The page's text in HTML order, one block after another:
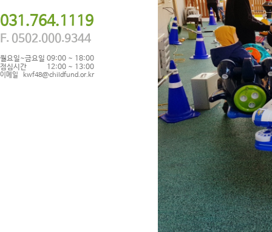
031.764.1119
F. 0502.000.9344
월요일~금요일
점심시간
09:00 ~ 18:00
12:00 ~ 13:00
이메일 kwf48@childfund.or.kr